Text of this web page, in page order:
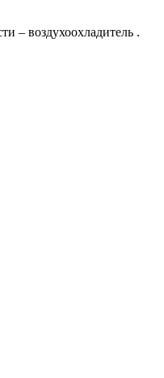
– воздухоохладитель .